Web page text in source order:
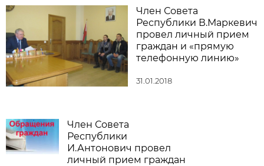
Член Совета
Республики В.Маркевич
провел личный прием
граждан и «прямую
телефонную линию»
31.01.2018
Член Совета
Республики
И.Антонович провел
личный прием граждан